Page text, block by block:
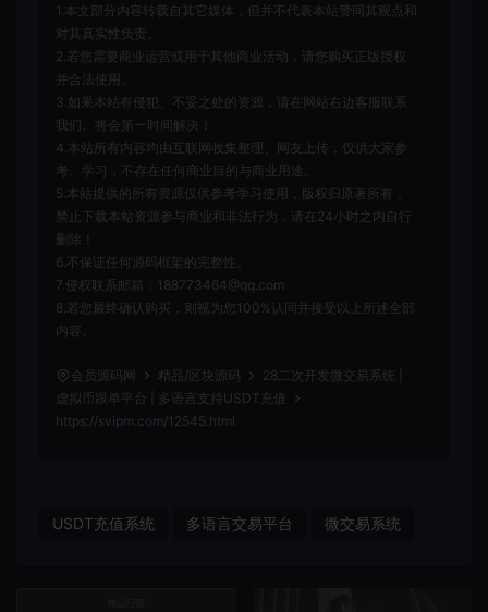
1.本文部分内容转载自其它媒体，但并不代表本站赞同其观点和
对其真实性负责。
2.若您需要商业运营或用于其他商业活动，请您购买正版授权
并合法使用。
3.如果本站有侵犯、不妥之处的资源，请在网站右边客服联系
我们。将会第一时间解决！
4.本站所有内容均由互联网收集整理、网友上传，仅供大家参
考、学习，不存在任何商业目的与商业用途。
5.本站提供的所有资源仅供参考学习使用，版权归原著所有，
禁止下载本站资源参与商业和非法行为，请在24小时之内自行
删除！
6.不保证任何源码框架的完整性。
7.侵权联系邮箱：188773464@qq.com
8.若您最终确认购买，则视为您100%认同并接受以上所述全部
内容。
会员源码网 精品/区块源码
28二次开发微交易系统 |
虚拟币跟单平台 | 多语言支持USDT充值
https://svipm.com/12545.html
USDT充值系统 多语言交易平台 微交易系统